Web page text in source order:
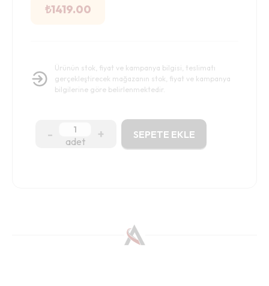
₺1419.00
Ürünün stok, fiyat ve kampanya bilgisi, teslimatı
gerçekleştirecek mağazanın stok, fiyat ve kampanya
bilgilerine göre belirlenmektedir.
- adet + SEPETE EKLE